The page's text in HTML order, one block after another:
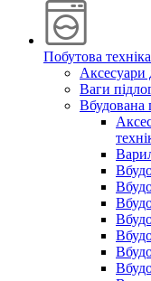
Побутова техніка
Аксесуари
Ваги
Вбудована